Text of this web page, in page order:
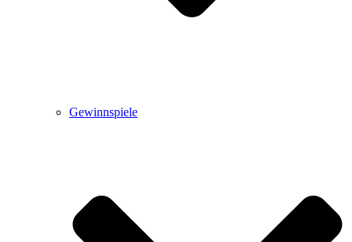
Gewinnspiele